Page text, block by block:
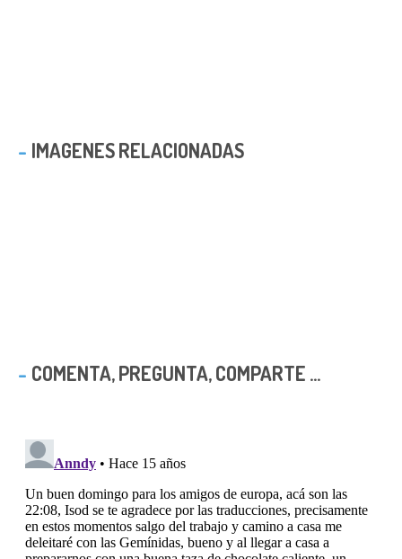
IMAGENES RELACIONADAS
COMENTA, PREGUNTA, COMPARTE ...